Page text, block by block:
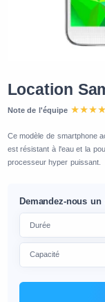
Location
Note de l'équipe
Ce modèle de smartphone
est résistant à l'eau et la
processeur hyper puissant.
Demandez-nous